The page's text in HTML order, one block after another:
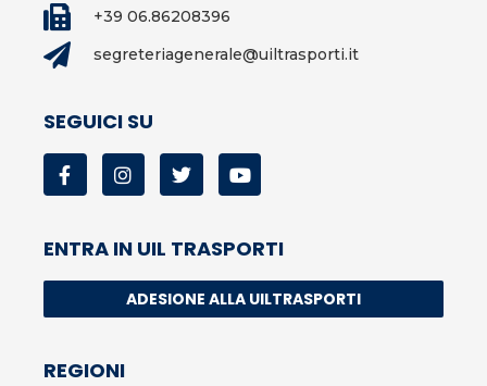
+39 06.86208396
segreteriagenerale@uiltrasporti.it
SEGUICI SU
ENTRA IN UIL TRASPORTI
ADESIONE ALLA UILTRASPORTI
REGIONI